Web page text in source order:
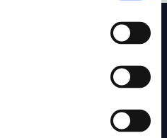
og reklamationer